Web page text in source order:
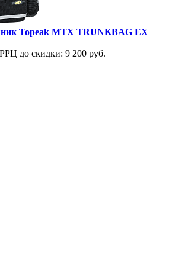
Topeak MTX TRUNKBAG EX
РРЦ до скидки: 9 200 руб.